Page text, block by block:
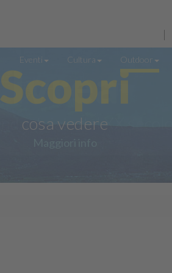
Scopri
cosa vedere
Eventi Cultura Outdoor